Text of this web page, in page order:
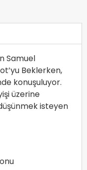
Samuel
Beklerken,
konuşuluyor.
üzerine
isteyen